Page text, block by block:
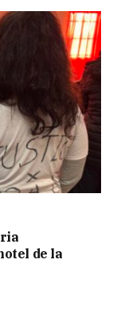
de la